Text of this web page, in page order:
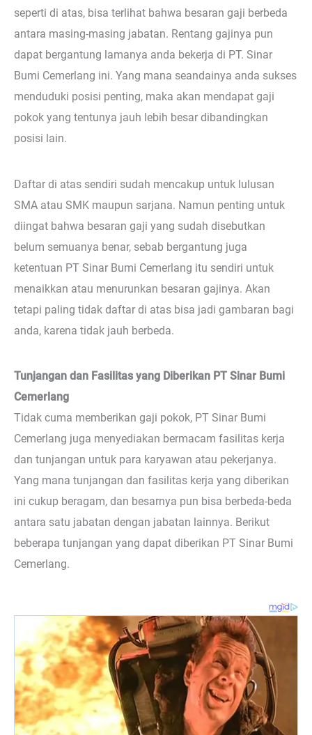
seperti di atas, bisa terlihat bahwa besaran gaji berbeda
antara masing-masing jabatan. Rentang gajinya pun
dapat bergantung lamanya anda bekerja di PT. Sinar
Bumi Cemerlang ini. Yang mana seandainya anda sukses
menduduki posisi penting, maka akan mendapat gaji
pokok yang tentunya jauh lebih besar dibandingkan
posisi lain.
Daftar di atas sendiri sudah mencakup untuk lulusan
SMA atau SMK maupun sarjana. Namun penting untuk
diingat bahwa besaran gaji yang sudah disebutkan
belum semuanya benar, sebab bergantung juga
ketentuan PT Sinar Bumi Cemerlang itu sendiri untuk
menaikkan atau menurunkan besaran gajinya. Akan
tetapi paling tidak daftar di atas bisa jadi gambaran bagi
anda, karena tidak jauh berbeda.
Tunjangan dan Fasilitas yang Diberikan PT Sinar Bumi
Cemerlang
Tidak cuma memberikan gaji pokok, PT Sinar Bumi
Cemerlang juga menyediakan bermacam fasilitas kerja
dan tunjangan untuk para karyawan atau pekerjanya.
Yang mana tunjangan dan fasilitas kerja yang diberikan
ini cukup beragam, dan besarnya pun bisa berbeda-beda
antara satu jabatan dengan jabatan lainnya. Berikut
beberapa tunjangan yang dapat diberikan PT Sinar Bumi
Cemerlang.